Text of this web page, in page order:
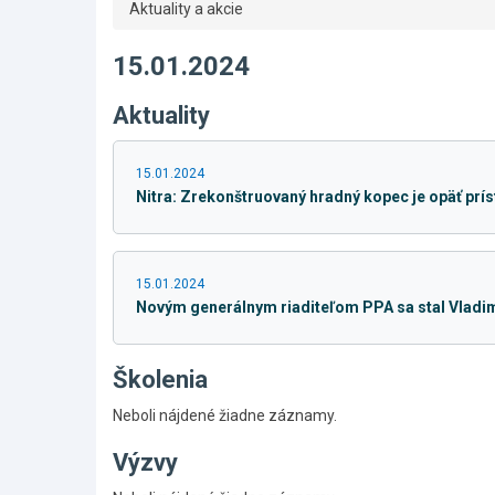
Aktuality a akcie
15.01.2024
Aktuality
15.01.2024
Nitra: Zrekonštruovaný hradný kopec je opäť
15.01.2024
Novým generálnym riaditeľom PPA sa stal
Školenia
Neboli nájdené žiadne záznamy.
Výzvy